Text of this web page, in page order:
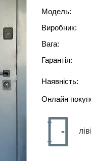
Модель:
Виробник:
Вага:
Гарантія:
Наявність:
Онлайн